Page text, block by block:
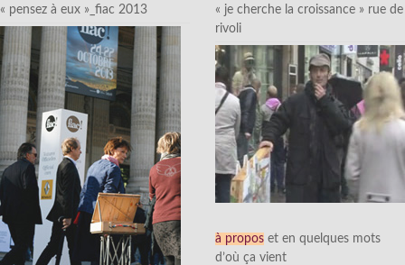
« pensez à eux »_fiac 2013
« je cherche la croissance » rue de
rivoli
à propos et en quelques mots
d’où ça vient